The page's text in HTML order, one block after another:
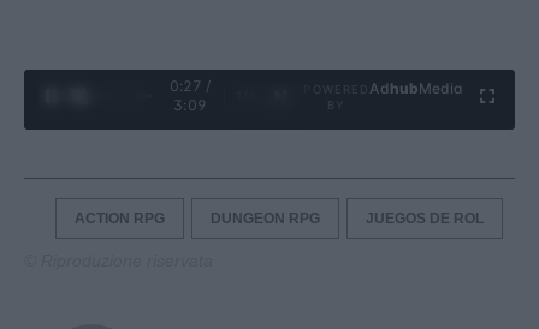
0:28 /
3:09
Ad hubMedia
ACTION RPG DUNGEON RPG JUEGOS DE ROL